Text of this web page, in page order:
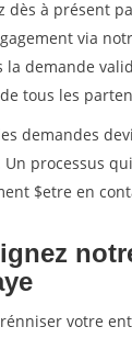
dès à présent
via
la demande
tous les
demandes
Un processus
$etre en
votre